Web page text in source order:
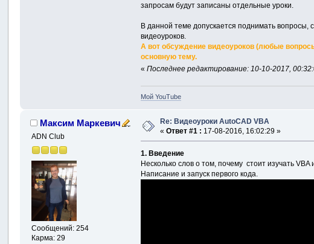
запросам будут записаны отдельные уроки.
В данной теме допускается поднимать
видеоуроков.
А вот обсуждение видеоуроков (любые
основную тему.
«Последнее редактирование: 10-10-2017,
Мой YouTube
Максим Маркевич
ADN Club
Сообщений: 254
Карма: 29
Re: Видеоуроки AutoCAD VBA
«Ответ #1 : 17-08-2016, 16:02:29 »
1. Введение
Несколько слов о том, почему стоит изучать
Написание и запуск первого кода.